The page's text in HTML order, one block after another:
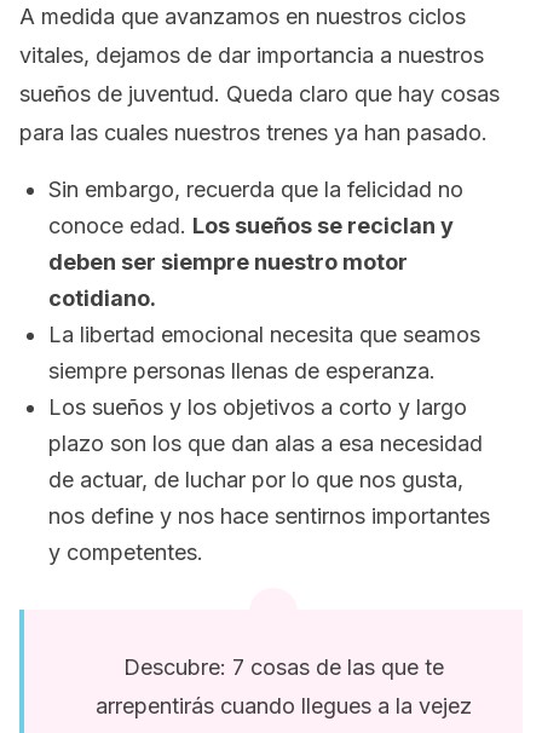
A medida que avanzamos en nuestros ciclos
vitales, dejamos de dar importancia a nuestros
sueños de juventud. Queda claro que hay cosas
para las cuales nuestros trenes ya han pasado.
Sin embargo, recuerda que la felicidad no
conoce edad. Los sueños se reciclan y
deben ser siempre nuestro motor
cotidiano.
La libertad emocional necesita que seamos
siempre personas llenas de esperanza.
Los sueños y los objetivos a corto y largo
plazo son los que dan alas a esa necesidad
de actuar, de luchar por lo que nos gusta,
nos define y nos hace sentirnos importantes
y competentes.
Descubre: 7 cosas de las que te
arrepentirás cuando llegues a la vejez